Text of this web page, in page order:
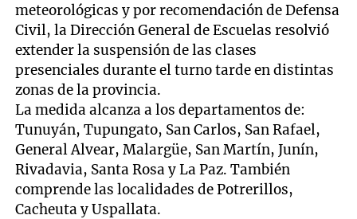
meteorológicas y por recomendación de Defensa
Civil, la Dirección General de Escuelas resolvió
extender la suspensión de las clases
presenciales durante el turno tarde en distintas
zonas de la provincia.
La medida alcanza a los departamentos de:
Tunuyán, Tupungato, San Carlos, San Rafael,
General Alvear, Malargüe, San Martín, Junín,
Rivadavia, Santa Rosa y La Paz. También
comprende las localidades de Potrerillos,
Cacheuta y Uspallata.